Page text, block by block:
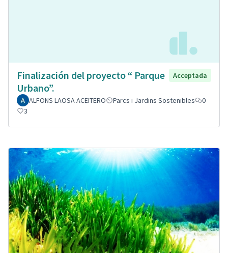
Finalización del proyecto “ Parque
Urbano”.
Acceptada
ALFONS LAOSA ACEITERO Parcs i Jardins Sostenibles
0
3